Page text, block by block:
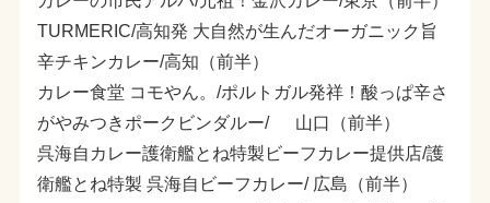
TURMERIC/高知発 大自然が生んだオーガニック旨
辛チキンカレー/高知（前半）
カレー食堂 コモやん。/ポルトガル発祥！酸っぱ辛さ
がやみつきポークビンダルー/ 山口（前半）
呉海自カレー護衛艦とね特製ビーフカレー提供店/護
衛艦とね特製 呉海自ビーフカレー/ 広島（前半）